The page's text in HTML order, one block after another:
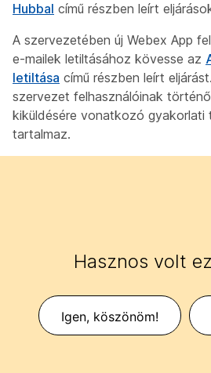
Hubbal című részben leírt
A szervezetében új Webex App
e-mailek letiltásához kövesse az
letiltása című részben leírt
szervezet felhasználóinak
kiküldésére vonatkozó gyakorlati
tartalmaz.
Hasznos volt
Igen, köszönöm!